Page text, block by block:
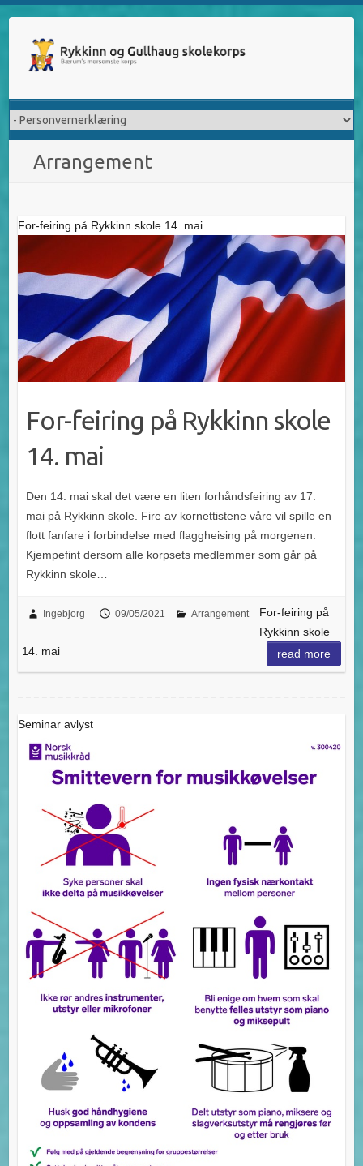
content
Arrangement
For-feiring på Rykkinn skole 14. mai
For-feiring på Rykkinn skole
14. mai
Den 14. mai skal det være en liten forhåndsfeiring av 17.
mai på Rykkinn skole. Fire av kornettistene våre vil spille en
flott fanfare i forbindelse med flaggheising på morgenen.
Kjempefint dersom alle korpsets medlemmer som går på
Rykkinn skole…
Ingebjorg 09/05/2021 Arrangement
For-feiring på
Rykkinn skole
14. mai
read more
Seminar avlyst